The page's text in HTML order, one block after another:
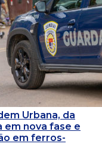
Urbana, da
em nova fase e
em ferros-